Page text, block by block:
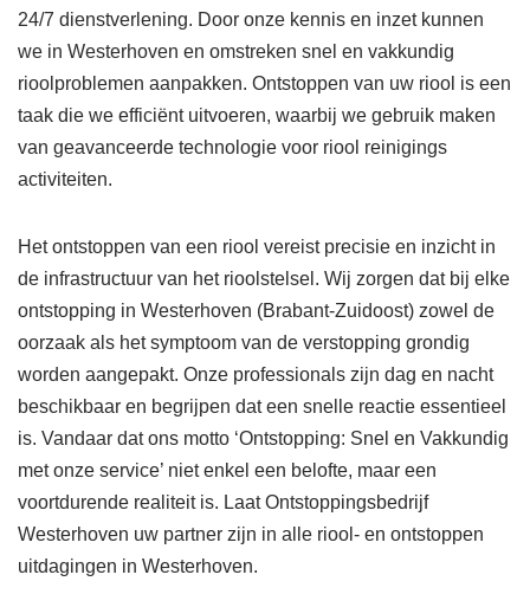
24/7 dienstverlening. Door onze kennis en inzet kunnen
we in Westerhoven en omstreken snel en vakkundig
rioolproblemen aanpakken. Ontstoppen van uw riool is een
taak die we efficiënt uitvoeren, waarbij we gebruik maken
van geavanceerde technologie voor riool reinigings
activiteiten.
Het ontstoppen van een riool vereist precisie en inzicht in
de infrastructuur van het rioolstelsel. Wij zorgen dat bij elke
ontstopping in Westerhoven (Brabant-Zuidoost) zowel de
oorzaak als het symptoom van de verstopping grondig
worden aangepakt. Onze professionals zijn dag en nacht
beschikbaar en begrijpen dat een snelle reactie essentieel
is. Vandaar dat ons motto ‘Ontstopping: Snel en Vakkundig
met onze service’ niet enkel een belofte, maar een
voortdurende realiteit is. Laat Ontstoppingsbedrijf
Westerhoven uw partner zijn in alle riool- en ontstoppen
uitdagingen in Westerhoven.